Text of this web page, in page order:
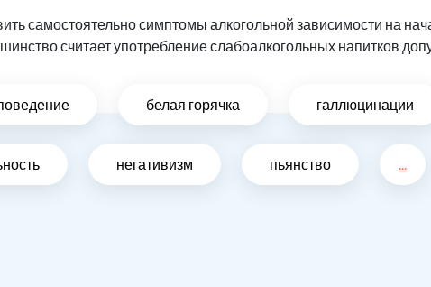
самостоятельно симптомы алкогольной зависимости на
считает употребление слабоалкогольных напитков
белая горячка галлюцинации
негативизм пьянство ...